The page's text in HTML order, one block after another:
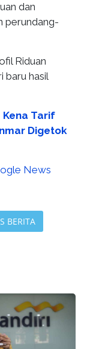
dan
perundang-
Riduan
baru hasil
Kena Tarif
Digetok
News
BERITA